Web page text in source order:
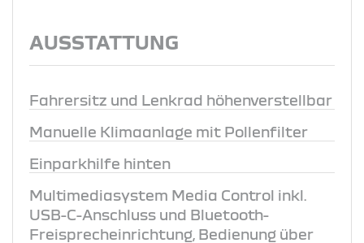
AUSSTATTUNG
Fahrersitz und Lenkrad höhenverstellbar
Manuelle Klimaanlage mit Pollenfilter
Einparkhilfe hinten
Multimediasystem Media Control inkl.
USB-C-Anschluss und Bluetooth-
Freisprecheinrichtung, Bedienung über